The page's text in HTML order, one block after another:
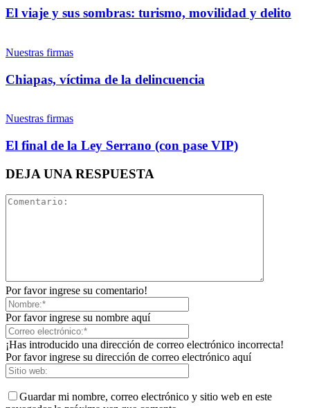
Bluesky
El viaje y sus sombras: turismo, movilidad y delito
Nuestras firmas
Chiapas, víctima de la delincuencia
Nuestras firmas
El final de la Ley Serrano (con pase VIP)
DEJA UNA RESPUESTA
Por favor ingrese su comentario!
Por favor ingrese su nombre aquí
¡Has introducido una dirección de correo electrónico incorrecta!
Por favor ingrese su dirección de correo electrónico aquí
Guardar mi nombre, correo electrónico y sitio web en este